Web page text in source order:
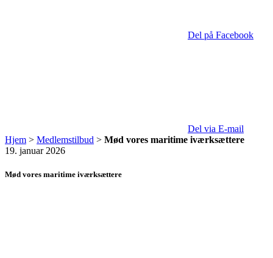
Del på Facebook
Del via E-mail
Hjem > Medlemstilbud > Mød vores maritime iværksættere
19. januar 2026
Mød vores maritime iværksættere